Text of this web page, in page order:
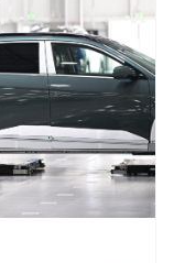
주택 주차